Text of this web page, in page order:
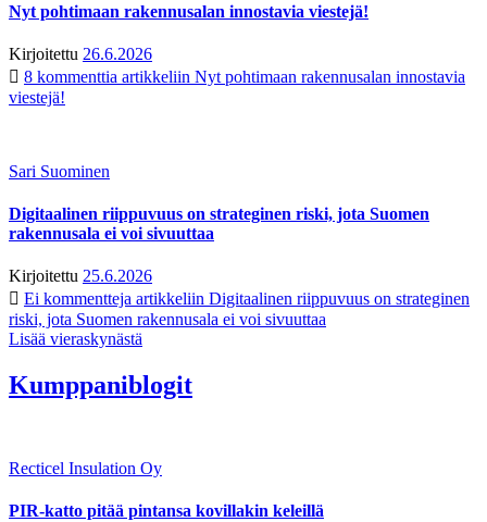
Nyt pohtimaan rakennusalan innostavia viestejä!
Kirjoitettu 26.6.2026
8 kommenttia artikkeliin Nyt pohtimaan rakennusalan innostavia
viestejä!
Sari Suominen
Digitaalinen riippuvuus on strateginen riski, jota Suomen
rakennusala ei voi sivuuttaa
Kirjoitettu 25.6.2026
Ei kommentteja artikkeliin Digitaalinen riippuvuus on strateginen
riski, jota Suomen rakennusala ei voi sivuuttaa
Lisää vieraskynästä
Kumppaniblogit
Recticel Insulation Oy
PIR-katto pitää pintansa kovillakin keleillä